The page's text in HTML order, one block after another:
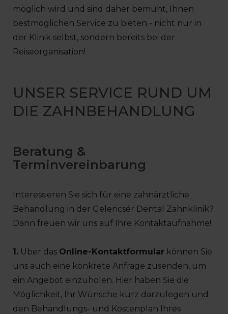
möglich wird und sind daher bemüht, Ihnen
bestmöglichen Service zu bieten - nicht nur in
der Klinik selbst, sondern bereits bei der
Reiseorganisation!
UNSER SERVICE RUND UM
DIE ZAHNBEHANDLUNG
Beratung &
Terminvereinbarung
Interessieren Sie sich für eine zahnärztliche
Behandlung in der Gelencsér Dental Zahnklinik?
Dann freuen wir uns auf Ihre Kontaktaufnahme!
1. Über das Online-Kontaktformular können Sie
uns auch eine konkrete Anfrage zusenden, um
ein Angebot einzuholen. Hier haben Sie die
Möglichkeit, Ihr Wünsche kurz darzulegen und
den Behandlungs- und Kostenplan Ihres